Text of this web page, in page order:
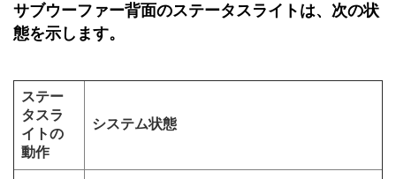
サブウーファー背面のステータスライトは、次の状
態を示します。
ステー
タスラ
イトの
動作
システム状態